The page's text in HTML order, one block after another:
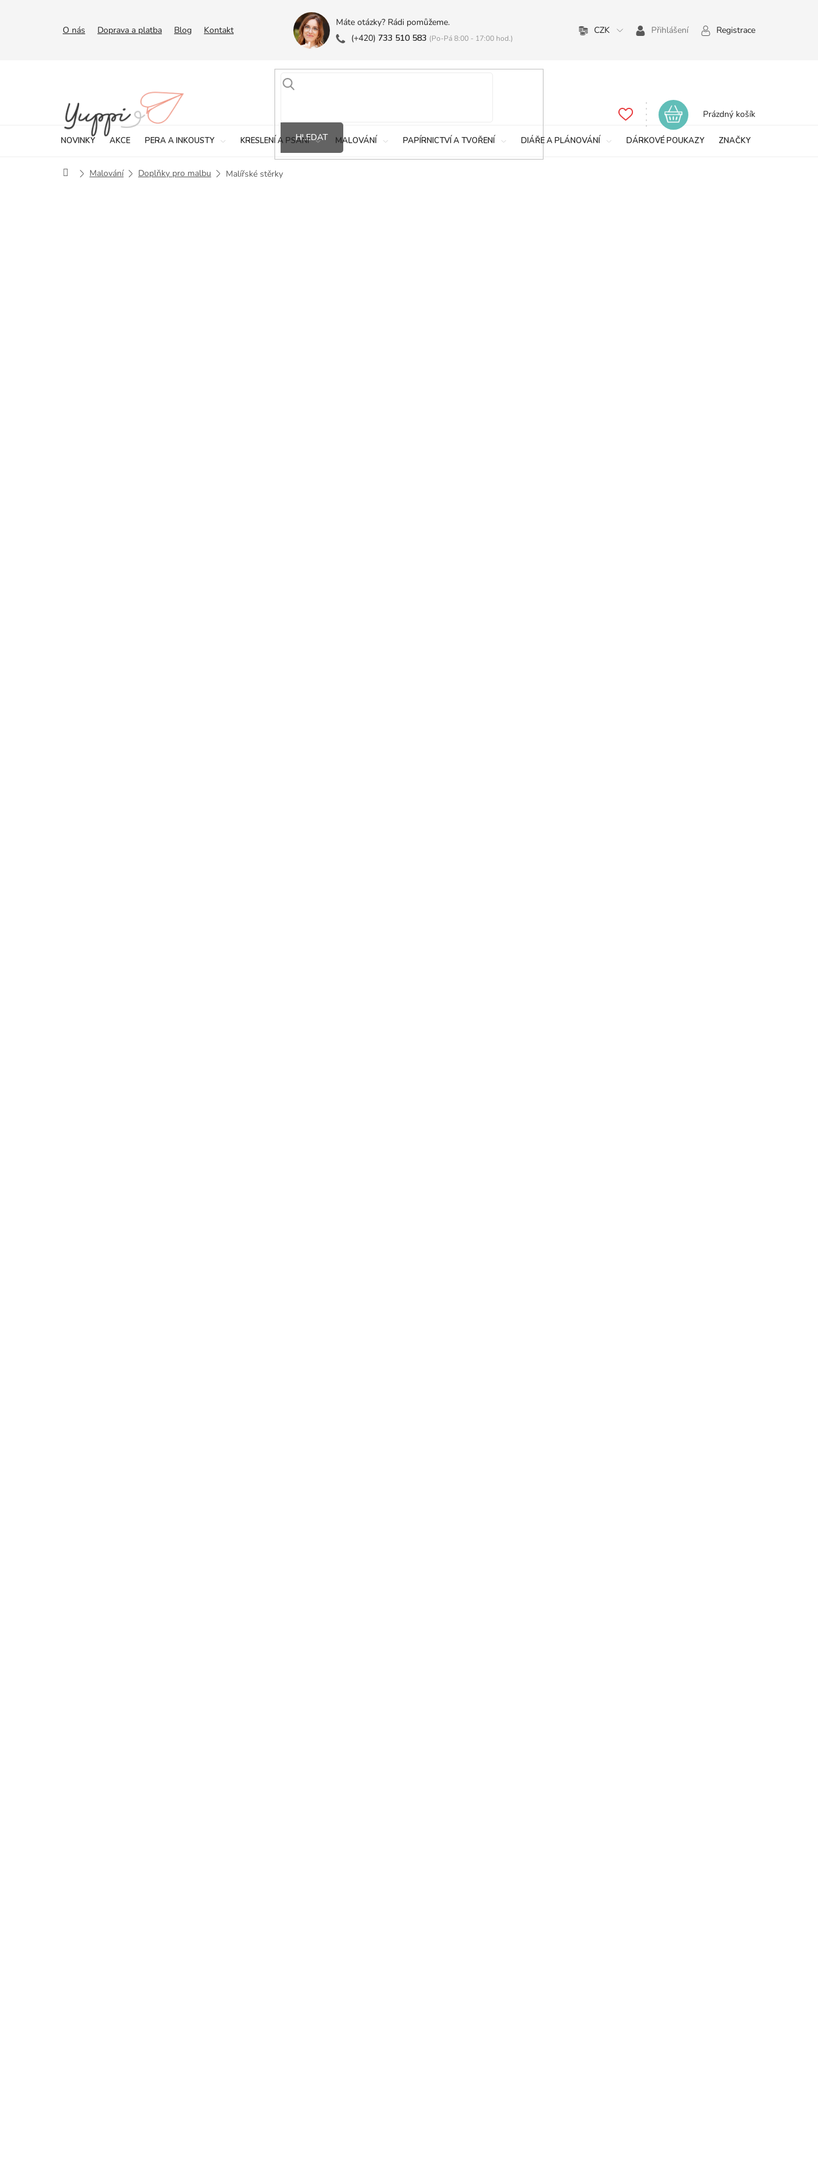
O nás Doprava a platba Blog Kontakt
Máte otázky? Rádi pomůžeme.
(+420) 733 510 583 (Po-Pá 8:00 - 17:00 hod.)
CZK Přihlášení Registrace
HLEDAT
Nákupní
Prázdný košík
NOVINKY AKCE PERA A INKOUSTY KRESLENÍ A PSANÍ MALOVÁNÍ PAPÍRNICTVÍ A TVOŘENÍ DIÁŘE A PLÁNOVÁNÍ DÁRKOVÉ POUKAZY ZNAČKY
DomůMalování Doplňky pro malbu Malířské stěrky